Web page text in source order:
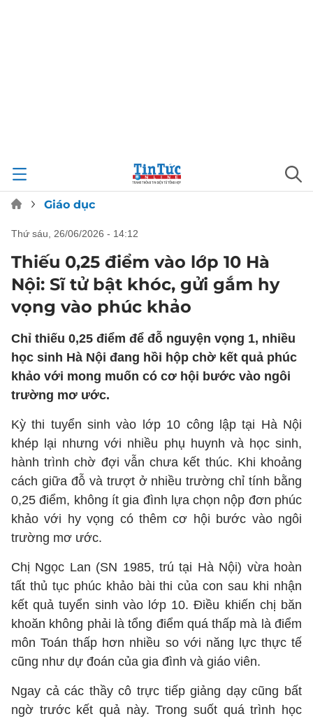
Giáo dục
thứ sáu, 26/06/2026 - 14:12
Thiếu 0,25 điểm vào lớp 10 Hà
Nội: Sĩ tử bật khóc, gửi gắm hy
vọng vào phúc khảo
Chỉ thiếu 0,25 điểm để đỗ nguyện vọng 1, nhiều
học sinh Hà Nội đang hồi hộp chờ kết quả phúc
khảo với mong muốn có cơ hội bước vào ngôi
trường mơ ước.
Kỳ thi tuyển sinh vào lớp 10 công lập tại Hà Nội
khép lại nhưng với nhiều phụ huynh và học sinh,
hành trình chờ đợi vẫn chưa kết thúc. Khi khoảng
cách giữa đỗ và trượt ở nhiều trường chỉ tính bằng
0,25 điểm, không ít gia đình lựa chọn nộp đơn phúc
khảo với hy vọng có thêm cơ hội bước vào ngôi
trường mơ ước.
Chị Ngọc Lan (SN 1985, trú tại Hà Nội) vừa hoàn
tất thủ tục phúc khảo bài thi của con sau khi nhận
kết quả tuyển sinh vào lớp 10. Điều khiến chị băn
khoăn không phải là tổng điểm quá thấp mà là điểm
môn Toán thấp hơn nhiều so với năng lực thực tế
cũng như dự đoán của gia đình và giáo viên.
Ngay cả các thầy cô trực tiếp giảng dạy cũng bất
ngờ trước kết quả này. Trong suốt quá trình học